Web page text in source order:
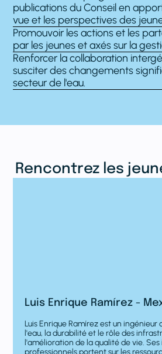
publications du Conseil en
vue et les perspectives des
Promouvoir les actions et les
par les jeunes et axés sur la
Renforcer la collaboration
susciter des changements
secteur de l'eau.
Rencontrez les
Luis Enrique Ramírez -
Luis Enrique Ramírez est un ingénieur
l'eau, la durabilité et le rôle des
l'amélioration de la qualité de vie.